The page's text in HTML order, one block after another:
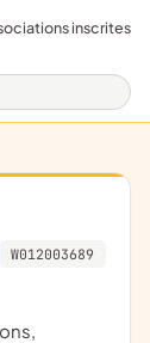
inscrites
W012003689